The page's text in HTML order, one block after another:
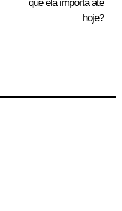
que ela importa até
hoje?